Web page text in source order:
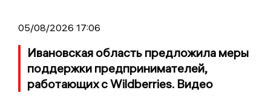
05/08/2026 17:06
Ивановская область предложила меры
поддержки предпринимателей,
работающих с Wildberries. Видео